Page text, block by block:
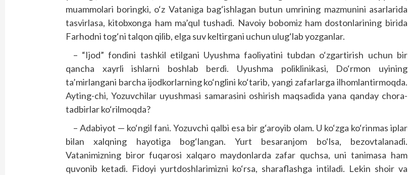
muammolari boringki, o‘z Vataniga bag‘ishlagan butun umrining mazmunini asarlarida
tasvirlasa, kitobxonga ham ma’qul tushadi. Navoiy bobomiz ham dostonlarining birida
Farhodni tog‘ni talqon qilib, elga suv keltirgani uchun ulug‘lab yozganlar.
– “Ijod” fondini tashkil etilgani Uyushma faoliyatini tubdan o‘zgartirish uchun bir
qancha xayrli ishlarni boshlab berdi. Uyushma poliklinikasi, Do‘rmon uyining
ta’mirlangani barcha ijodkorlarning ko‘nglini ko‘tarib, yangi zafarlarga ilhomlantirmoqda.
Ayting-chi, Yozuvchilar uyushmasi samarasini oshirish maqsadida yana qanday chora-
tadbirlar ko‘rilmoqda?
– Adabiyot — ko‘ngil fani. Yozuvchi qalbi esa bir g‘aroyib olam. U ko‘zga ko‘rinmas iplar
bilan xalqning hayotiga bog‘langan. Yurt besaranjom bo‘lsa, bezovtalanadi.
Vatanimizning biror fuqarosi xalqaro maydonlarda zafar quchsa, uni tanimasa ham
quvonib ketadi. Fidoyi yurtdoshlarimizni ko‘rsa, sharaflashga intiladi. Lekin shoir va